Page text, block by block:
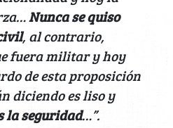
Nunca se quiso
, al contrario,
fuera militar y hoy
de esta proposición
diciendo es liso y
seguridad…”.